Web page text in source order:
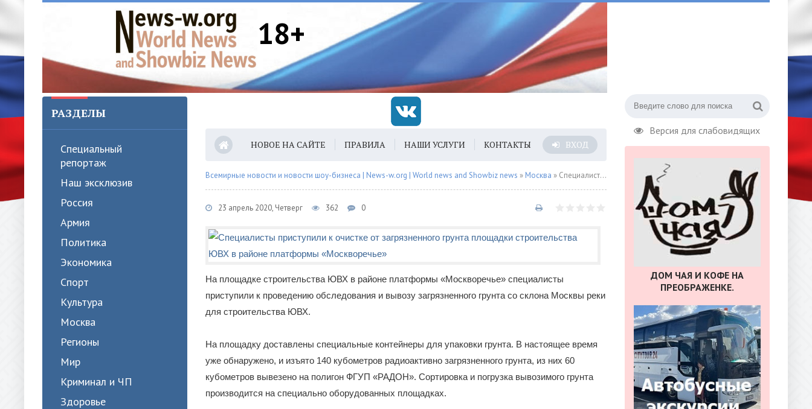
18+
Версия для слабовидящих
РАЗДЕЛЫ
Специальный
репортаж
Наш эксклюзив
Россия
Армия
Политика
Экономика
Спорт
Культура
Москва
Регионы
Мир
Криминал и ЧП
Здоровье
НОВОЕ НА САЙТЕ ПРАВИЛА НАШИ УСЛУГИ КОНТАКТЫ ВХОД
Всемирные новости и новости шоу-бизнеса | News-w.org | World news and Showbiz news » Москва » Специалисты приступили к очистке от загрязненного грунта площадки строительства ЮВХ в районе платформы «Москворечье»
23 апрель 2020, Четверг 362 0
На площадке строительства ЮВХ в районе платформы «Москворечье» специалисты
приступили к проведению обследования и вывозу загрязненного грунта со склона Москвы реки
для строительства ЮВХ.
На площадку доставлены специальные контейнеры для упаковки грунта. В настоящее время
уже обнаружено, и изъято 140 кубометров радиоактивно загрязненного грунта, из них 60
кубометров вывезено на полигон ФГУП «РАДОН». Сортировка и погрузка вывозимого грунта
производится на специально оборудованных площадках.
ДОМ ЧАЯ И КОФЕ НА
ПРЕОБРАЖЕНКЕ.